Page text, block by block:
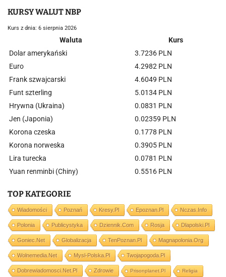
KURSY WALUT NBP
Kurs z dnia: 6 sierpnia 2026
Waluta
Kurs
Dolar amerykański
3.7236 PLN
Euro
4.2982 PLN
Frank szwajcarski
4.6049 PLN
Funt szterling
5.0134 PLN
Hrywna (Ukraina)
0.0831 PLN
Jen (Japonia)
0.02359 PLN
Korona czeska
0.1778 PLN
Korona norweska
0.3905 PLN
Lira turecka
0.0781 PLN
Yuan renminbi (Chiny)
0.5516 PLN
TOP KATEGORIE
Wiadomości Poznań Kresy.pl Epoznan.pl Nczas.info
Polonia Publicystyka Dziennik.com Rosja Dlapolski.pl
Goniec.net Globalizacja TenPoznan.pl Magnapolonia.org
Wolnemedia.net Mysl-Polska.pl Twojapogoda.pl
Dobrewiadomosci.net.pl Zdrowie Prisonplanet.pl Religia